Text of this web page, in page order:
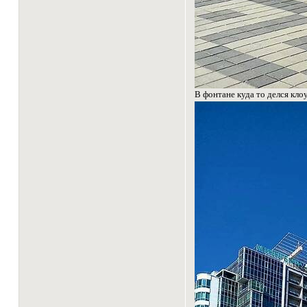
В фонтане куда то делся